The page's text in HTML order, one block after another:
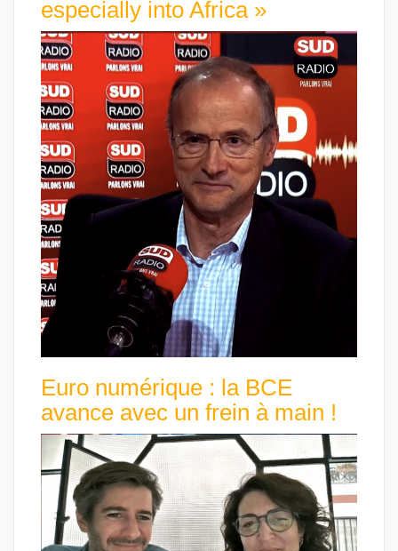
especially into Africa »
Euro numérique : la BCE
avance avec un frein à main !